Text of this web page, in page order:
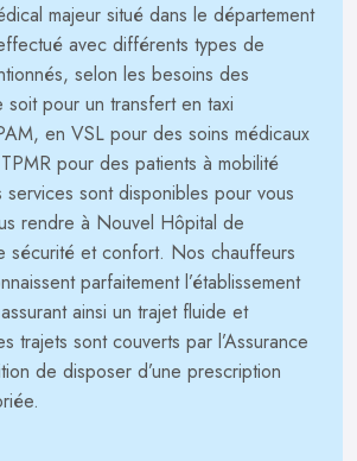
majeur situé dans le département
avec différents types de
selon les besoins des
pour un transfert en taxi
en VSL pour des soins médicaux
pour des patients à mobilité
sont disponibles pour vous
rendre à Nouvel Hôpital de
sécurité et confort. Nos chauffeurs
parfaitement l’établissement
ainsi un trajet fluide et
trajets sont couverts par l’Assurance
de disposer d’une prescription